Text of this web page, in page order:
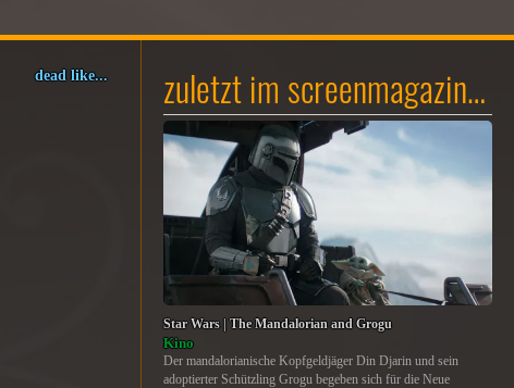
dead like... zuletzt im screenmagazin…
Star Wars | The Mandalorian and Grogu
Kino
Der mandalorianische Kopfgeldjäger Din Djarin und sein
adoptierter Schützling Grogu begeben sich für die Neue